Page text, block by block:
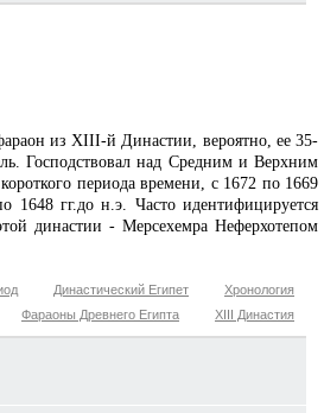
из XIII-й Династии, вероятно, ее 35-
Господствовал над Средним и Верхним
периода времени, с 1672 по 1669
1648 гг.до н.э. Часто идентифицируется
династии - Мерсехемра Неферхотепом
Хронология
Династический Египет
XIII Династия
Фараоны Древнего Египта